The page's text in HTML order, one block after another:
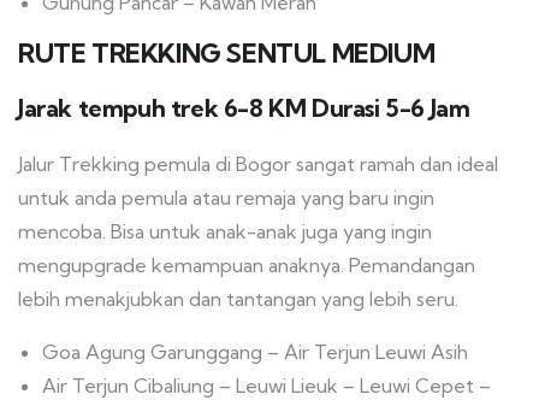
RUTE TREKKING SENTUL MEDIUM
Jarak tempuh trek 6-8 KM Durasi 5-6 Jam
Jalur Trekking pemula di Bogor sangat ramah dan ideal
untuk anda pemula atau remaja yang baru ingin
mencoba. Bisa untuk anak-anak juga yang ingin
mengupgrade kemampuan anaknya. Pemandangan
lebih menakjubkan dan tantangan yang lebih seru.
Goa Agung Garunggang – Air Terjun Leuwi Asih
Air Terjun Cibaliung – Leuwi Lieuk – Leuwi Cepet –